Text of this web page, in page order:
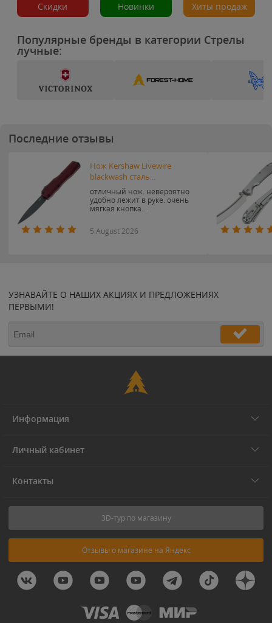
Скидки Новинки Хиты продаж
Популярные бренды в категории Стрелы
лучные:
Последние отзывы
Нож Kershaw Livewire
blackwash сталь...
отличный нож. невероятно
удобно лежит в руке. очень
мягкая кнопка...
5 August 2026
УЗНАВАЙТЕ О НАШИХ АКЦИЯХ И ПРЕДЛОЖЕНИЯХ
ПЕРВЫМИ!
Информация
Личный кабинет
Контакты
3D-тур по магазину
Отзывы о магазине на Яндекс